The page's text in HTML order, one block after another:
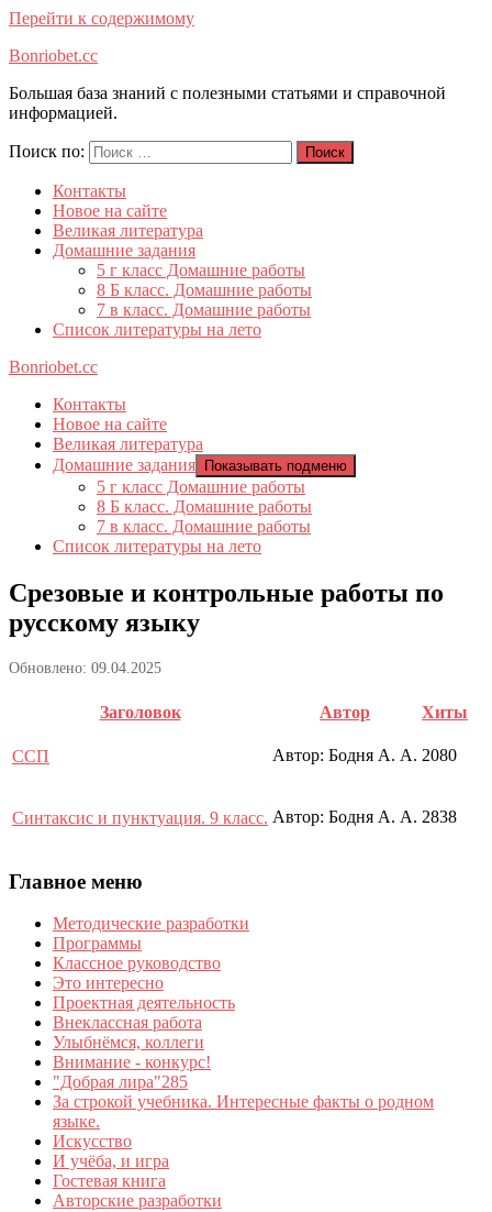
Перейти к содержимому
Bonriobet.cc
Большая база знаний с полезными статьями и справочной
информацией.
Поиск по: Поиск
Контакты
Новое на сайте
Великая литература
Домашние задания
5 г класс Домашние работы
8 Б класс. Домашние работы
7 в класс. Домашние работы
Список литературы на лето
Bonriobet.cc
Контакты
Новое на сайте
Великая литература
Домашние задания
Показывать подменю
5 г класс Домашние работы
8 Б класс. Домашние работы
7 в класс. Домашние работы
Список литературы на лето
Срезовые и контрольные работы по
русскому языку
Обновлено: 09.04.2025
Заголовок Автор Хиты
ССП Автор: Бодня А. А. 2080
Синтаксис и пунктуация. 9 класс. Автор: Бодня А. А. 2838
Главное меню
Методические разработки
Программы
Классное руководство
Это интересно
Проектная деятельность
Внеклассная работа
Улыбнёмся, коллеги
Внимание - конкурс!
"Добрая лира"285
За строкой учебника. Интересные факты о родном
языке.
Искусство
И учёба, и игра
Гостевая книга
Авторские разработки